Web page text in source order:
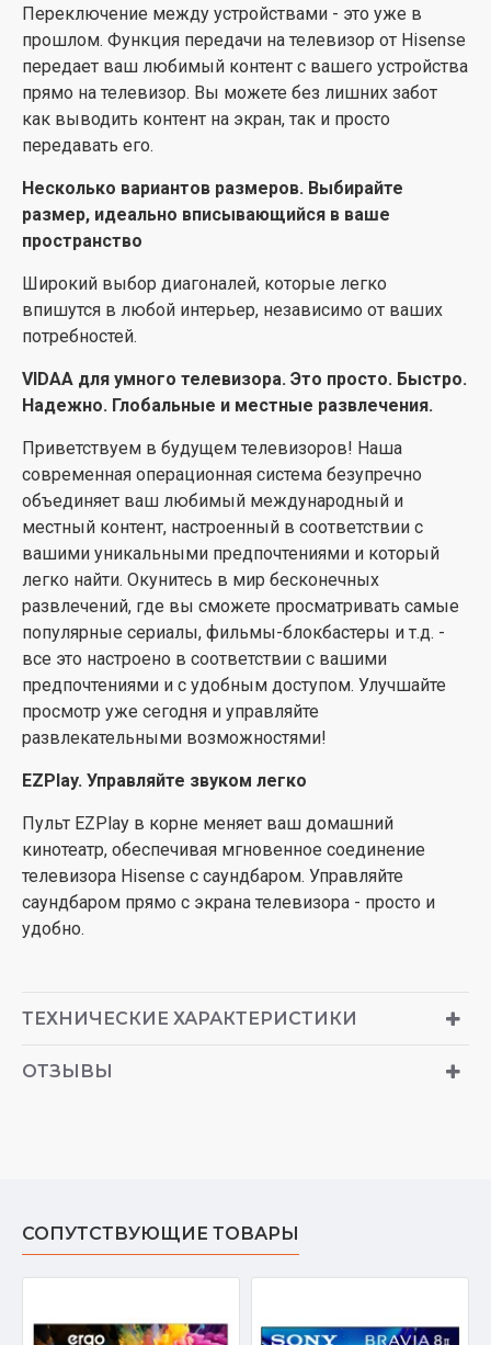
Переключение между устройствами - это уже в
прошлом. Функция передачи на телевизор от Hisense
передает ваш любимый контент с вашего устройства
прямо на телевизор. Вы можете без лишних забот
как выводить контент на экран, так и просто
передавать его.
Несколько вариантов размеров. Выбирайте
размер, идеально вписывающийся в ваше
пространство
Широкий выбор диагоналей, которые легко
впишутся в любой интерьер, независимо от ваших
потребностей.
VIDAA для умного телевизора. Это просто. Быстро.
Надежно. Глобальные и местные развлечения.
Приветствуем в будущем телевизоров! Наша
современная операционная система безупречно
объединяет ваш любимый международный и
местный контент, настроенный в соответствии с
вашими уникальными предпочтениями и который
легко найти. Окунитесь в мир бесконечных
развлечений, где вы сможете просматривать самые
популярные сериалы, фильмы-блокбастеры и т.д. -
все это настроено в соответствии с вашими
предпочтениями и с удобным доступом. Улучшайте
просмотр уже сегодня и управляйте
развлекательными возможностями!
EZPlay. Управляйте звуком легко
Пульт EZPlay в корне меняет ваш домашний
кинотеатр, обеспечивая мгновенное соединение
телевизора Hisense с саундбаром. Управляйте
саундбаром прямо с экрана телевизора - просто и
удобно.
ТЕХНИЧЕСКИЕ ХАРАКТЕРИСТИКИ
ОТЗЫВЫ
СОПУТСТВУЮЩИЕ ТОВАРЫ